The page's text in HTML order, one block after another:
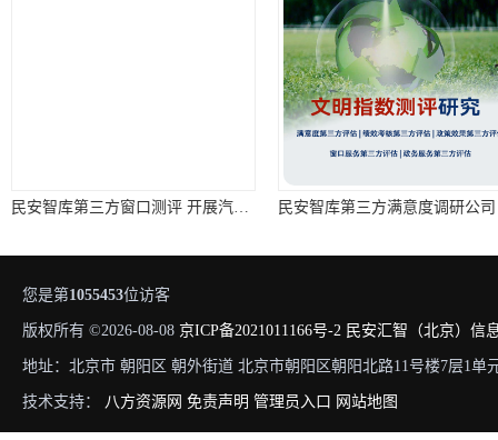
您是第1055453位访客
版权所有 ©2026-08-08 京ICP备2021011166号-2 民安汇智（北京）信
地址：北京市 朝阳区 朝外街道 北京市朝阳区朝阳北路11号楼7层1单
技术支持： 八方资源网 免责声明 管理员入口 网站地图